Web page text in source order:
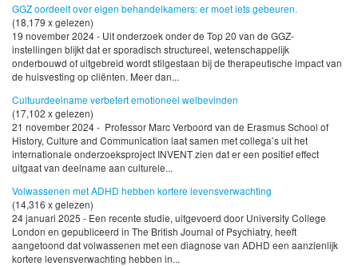
GGZ oordeelt over eigen behandelkamers: er moet iets gebeuren.
(18,179 x gelezen)
19 november 2024 - Uit onderzoek onder de Top 20 van de GGZ-
instellingen blijkt dat er sporadisch structureel, wetenschappelijk
onderbouwd of uitgebreid wordt stilgestaan bij de therapeutische impact van
de huisvesting op cliënten. Meer dan...
Cultuurdeelname verbetert emotioneel welbevinden
(17,102 x gelezen)
21 november 2024 - Professor Marc Verboord van de Erasmus School of
History, Culture and Communication laat samen met collega’s uit het
internationale onderzoeksproject INVENT zien dat er een positief effect
uitgaat van deelname aan culturele...
Volwassenen met ADHD hebben kortere levensverwachting
(14,316 x gelezen)
24 januari 2025 - Een recente studie, uitgevoerd door University College
London en gepubliceerd in The British Journal of Psychiatry, heeft
aangetoond dat volwassenen met een diagnose van ADHD een aanzienlijk
kortere levensverwachting hebben in...